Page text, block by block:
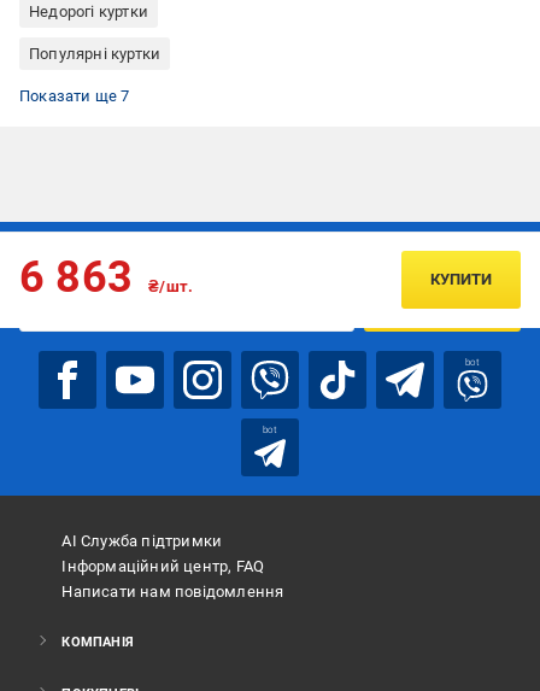
Недорогі куртки
Популярні куртки
Показати ще 7
6 863 ₴/шт. КУПИТИ
Підписуйтесь, щоб дізнаватись першим про акції та пропозиції
ПІДПИСАТИСЯ
bot
bot
АІ Служба підтримки
Інформаційний центр, FAQ
Написати нам повідомлення
КОМПАНІЯ